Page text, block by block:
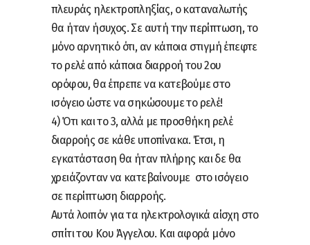
πλευράς ηλεκτροπληξίας, ο καταναλωτής
θα ήταν ήσυχος. Σε αυτή την περίπτωση, το
μόνο αρνητικό ότι, αν κάποια στιγμή έπεφτε
το ρελέ από κάποια διαρροή του 2ου
ορόφου, θα έπρεπε να κατεβούμε στο
ισόγειο ώστε να σηκώσουμε το ρελέ!
4) Ότι και το 3, αλλά με προσθήκη ρελέ
διαρροής σε κάθε υποπίνακα. Έτσι, η
εγκατάσταση θα ήταν πλήρης και δε θα
χρειάζονταν να κατεβαίνουμε στο ισόγειο
σε περίπτωση διαρροής.
Αυτά λοιπόν για τα ηλεκτρολογικά αίσχη στο
σπίτι του Κου Άγγελου. Και αφορά μόνο